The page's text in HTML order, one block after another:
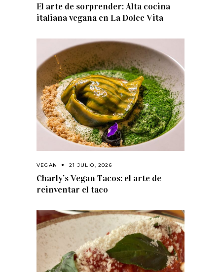
El arte de sorprender: Alta cocina
italiana vegana en La Dolce Vita
VEGAN 21 JULIO, 2026
Charly’s Vegan Tacos: el arte de
reinventar el taco